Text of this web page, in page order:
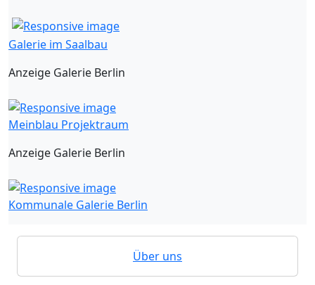
Galerie im Saalbau
Anzeige Galerie Berlin
Meinblau Projektraum
Anzeige Galerie Berlin
Kommunale Galerie Berlin
Über uns